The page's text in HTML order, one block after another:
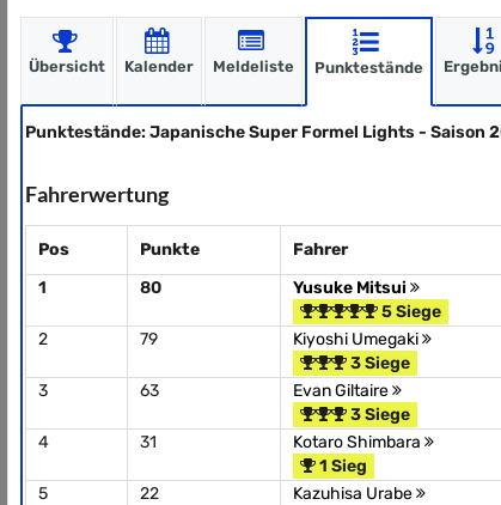
Übersicht Kalender Meldeliste Punktestände
Punktestände: Japanische Super Formel Lights - Saison
Fahrerwertung
Pos Punkte Fahrer
1
80
Yusuke Mitsui
5 Siege
2 79
Kiyoshi Umegaki
3 Siege
3 63
Evan Giltaire
3 Siege
4 31
Kotaro Shimbara
1 Sieg
5 22 Kazuhisa Urabe